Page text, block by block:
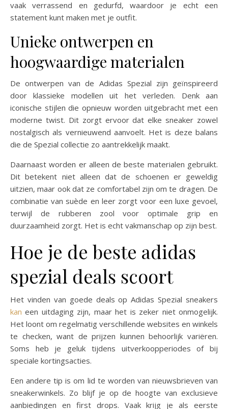
vaak verrassend en gedurfd, waardoor je echt een
statement kunt maken met je outfit.
Unieke ontwerpen en
hoogwaardige materialen
De ontwerpen van de Adidas Spezial zijn geïnspireerd
door klassieke modellen uit het verleden. Denk aan
iconische stijlen die opnieuw worden uitgebracht met een
moderne twist. Dit zorgt ervoor dat elke sneaker zowel
nostalgisch als vernieuwend aanvoelt. Het is deze balans
die de Spezial collectie zo aantrekkelijk maakt.
Daarnaast worden er alleen de beste materialen gebruikt.
Dit betekent niet alleen dat de schoenen er geweldig
uitzien, maar ook dat ze comfortabel zijn om te dragen. De
combinatie van suède en leer zorgt voor een luxe gevoel,
terwijl de rubberen zool voor optimale grip en
duurzaamheid zorgt. Het is echt vakmanschap op zijn best.
Hoe je de beste adidas
spezial deals scoort
Het vinden van goede deals op Adidas Spezial sneakers
kan een uitdaging zijn, maar het is zeker niet onmogelijk.
Het loont om regelmatig verschillende websites en winkels
te checken, want de prijzen kunnen behoorlijk variëren.
Soms heb je geluk tijdens uitverkoopperiodes of bij
speciale kortingsacties.
Een andere tip is om lid te worden van nieuwsbrieven van
sneakerwinkels. Zo blijf je op de hoogte van exclusieve
aanbiedingen en first drops. Vaak krijg je als eerste